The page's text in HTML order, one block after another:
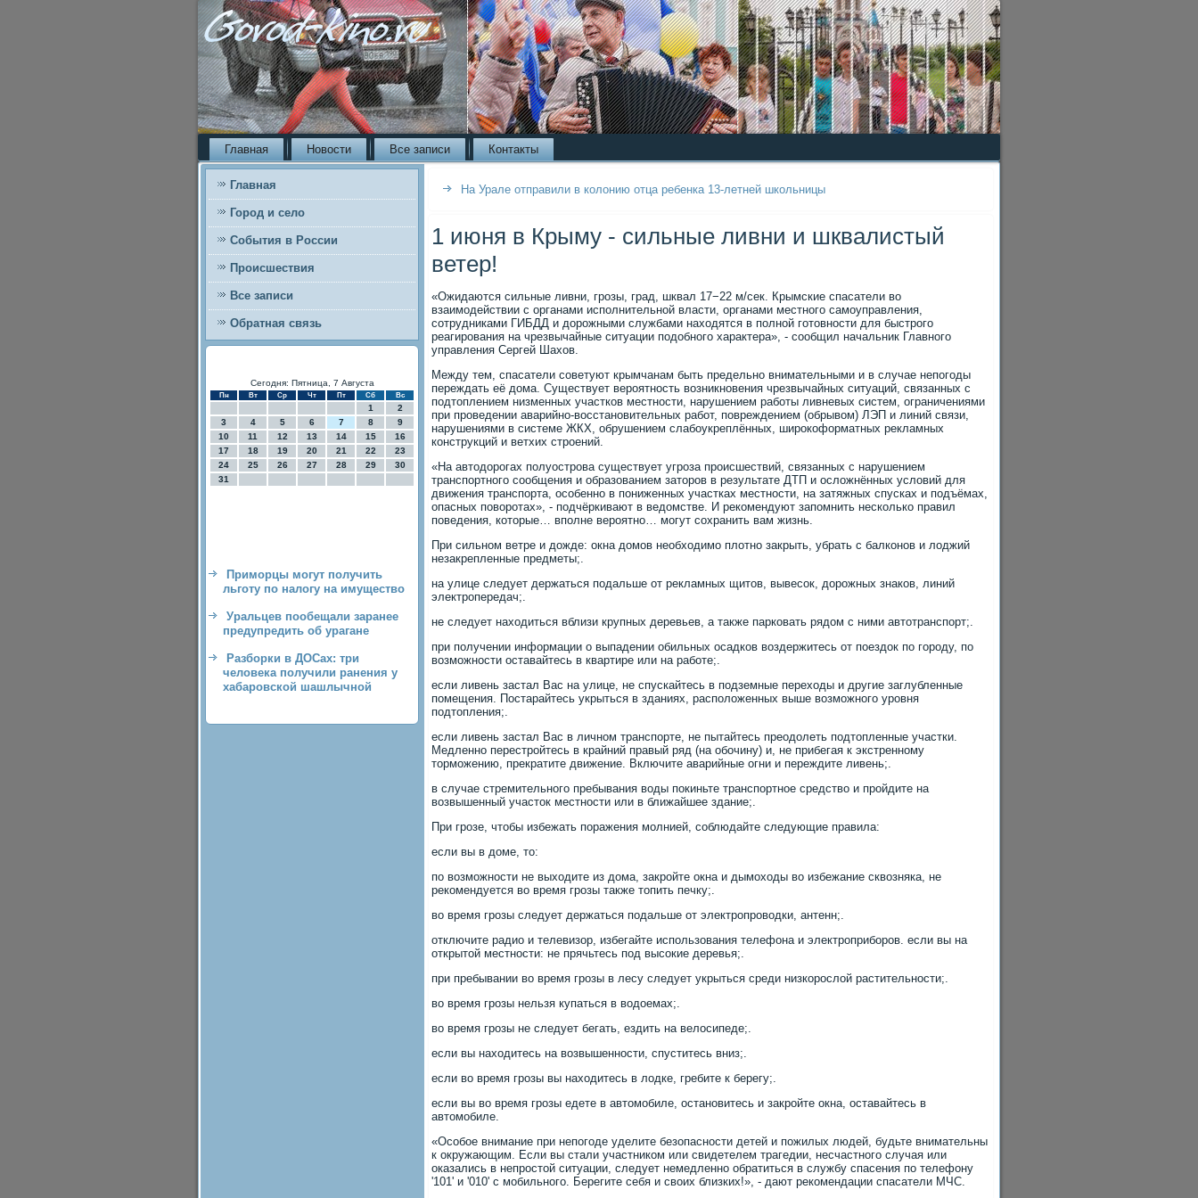
Главная Новости Все записи Контакты
Главная
Город и село
События в России
Происшествия
Все записи
Обратная связь
Сегодня: Пятница, 7 Августа
Пн Вт Ср Чт Пт Сб Вс
1
2
3
4 5 6 7 8
9
10
11 12 13 14 15
16
17
18 19 20 21 22
23
24
25 26 27 28 29
30
31
Приморцы могут получить
льготу по налогу на имущество
Уральцев пообещали заранее
предупредить об урагане
Разборки в ДОСах: три
человека получили ранения у
хабаровской шашлычной
На Урале отправили в колонию отца ребенка 13-летней школьницы
1 июня в Крыму - сильные ливни и шквалистый
ветер!
«Ожидаются сильные ливни, грозы, град, шквал 17−22 м/сек. Крымские спасатели во
взаимодействии с органами исполнительной власти, органами местного самоуправления,
сотрудниками ГИБДД и дорожными службами находятся в полной готовности для быстрого
реагирования на чрезвычайные ситуации подобного характера», - сообщил начальник Главного
управления Сергей Шахов.
Между тем, спасатели советуют крымчанам быть предельно внимательными и в случае непогоды
переждать её дома. Существует вероятность возникновения чрезвычайных ситуаций, связанных с
подтоплением низменных участков местности, нарушением работы ливневых систем, ограничениями
при проведении аварийно-восстановительных работ, повреждением (обрывом) ЛЭП и линий связи,
нарушениями в системе ЖКХ, обрушением слабоукреплённых, широкоформатных рекламных
конструкций и ветхих строений.
«На автодорогах полуострова существует угроза происшествий, связанных с нарушением
транспортного сообщения и образованием заторов в результате ДТП и осложнённых условий для
движения транспорта, особенно в пониженных участках местности, на затяжных спусках и подъёмах,
опасных поворотах», - подчёркивают в ведомстве. И рекомендуют запомнить несколько правил
поведения, которые… вполне вероятно… могут сохранить вам жизнь.
При сильном ветре и дожде: окна домов необходимо плотно закрыть, убрать с балконов и лоджий
незакрепленные предметы;.
на улице следует держаться подальше от рекламных щитов, вывесок, дорожных знаков, линий
электропередач;.
не следует находиться вблизи крупных деревьев, а также парковать рядом с ними автотранспорт;.
при получении информации о выпадении обильных осадков воздержитесь от поездок по городу, по
возможности оставайтесь в квартире или на работе;.
если ливень застал Вас на улице, не спускайтесь в подземные переходы и другие заглубленные
помещения. Постарайтесь укрыться в зданиях, расположенных выше возможного уровня
подтопления;.
если ливень застал Вас в личном транспорте, не пытайтесь преодолеть подтопленные участки.
Медленно перестройтесь в крайний правый ряд (на обочину) и, не прибегая к экстренному
торможению, прекратите движение. Включите аварийные огни и переждите ливень;.
в случае стремительного пребывания воды покиньте транспортное средство и пройдите на
возвышенный участок местности или в ближайшее здание;.
При грозе, чтобы избежать поражения молнией, соблюдайте следующие правила:
если вы в доме, то:
по возможности не выходите из дома, закройте окна и дымоходы во избежание сквозняка, не
рекомендуется во время грозы также топить печку;.
во время грозы следует держаться подальше от электропроводки, антенн;.
отключите радио и телевизор, избегайте использования телефона и электроприборов. если вы на
открытой местности: не прячьтесь под высокие деревья;.
при пребывании во время грозы в лесу следует укрыться среди низкорослой растительности;.
во время грозы нельзя купаться в водоемах;.
во время грозы не следует бегать, ездить на велосипеде;.
если вы находитесь на возвышенности, спуститесь вниз;.
если во время грозы вы находитесь в лодке, гребите к берегу;.
если вы во время грозы едете в автомобиле, остановитесь и закройте окна, оставайтесь в
автомобиле.
«Особое внимание при непогоде уделите безопасности детей и пожилых людей, будьте внимательны
к окружающим. Если вы стали участником или свидетелем трагедии, несчастного случая или
оказались в непростой ситуации, следует немедленно обратиться в службу спасения по телефону
'101' и '010' с мобильного. Берегите себя и своих близких!», - дают рекомендации спасатели МЧС.